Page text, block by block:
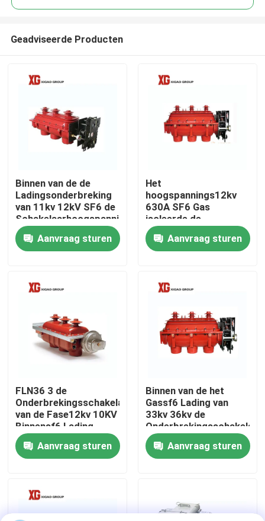
Huis
Producten
Ongeveer ons
Fabrieksreis
Kwaliteitscontrole
Verzoek om een Citaat
De Onderbrekingsschakelaar van de luchtlading
Het Mechanisme van de machtsdistributie
Geadviseerde Producten
Binnen van de de
Ladingsonderbreking
van 11kv 12kV SF6 de
Schakelaarhoogspanning
Aanvraag sturen
Het
hoogspannings12kv
630A SF6 Gas
isoleerde de
Schakelaar pond van
de
Ladingsonderbreking
Aanvraag sturen
FLN36 3 de
Onderbrekingsschakelaar
van de Fase12kv 10KV
Binnensf6 Lading
Aanvraag sturen
Binnen van de het
Gassf6 Lading van
33kv 36kv de
Onderbrekingsschakelaar
voor Secundaire
DistributieAanvraag sturen